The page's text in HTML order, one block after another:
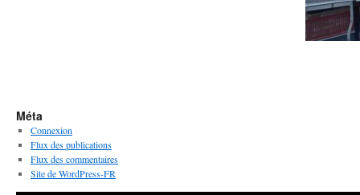
Méta
Connexion
Flux des publications
Flux des commentaires
Site de WordPress-FR